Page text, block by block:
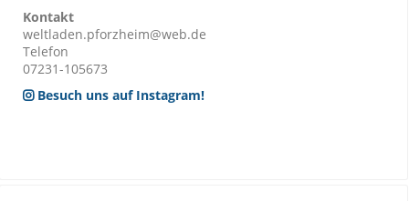
Kontakt
weltladen.pforzheim@web.de
Telefon
07231-105673
Besuch uns auf Instagram!